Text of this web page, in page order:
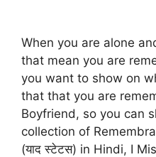
When you are alone
that mean you are
you want to show on
that that you are
Boyfriend, so you can
collection of
(याद स्टेटस) in Hindi, I